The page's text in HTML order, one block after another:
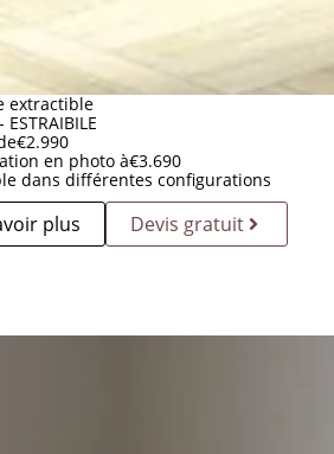
extractible
ESTRAIBILE
€2.990
en photo à€3.690
dans différentes configurations
plus Devis gratuit